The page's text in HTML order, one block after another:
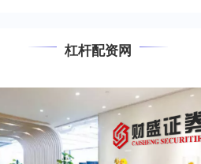
杠杆配资网